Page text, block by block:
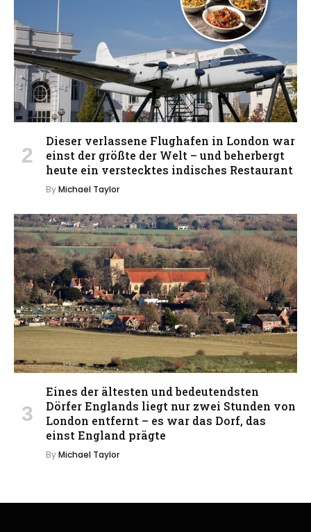
Dieser verlassene Flughafen in London war
einst der größte der Welt – und beherbergt
heute ein verstecktes indisches Restaurant
ByMichael Taylor
Eines der ältesten und bedeutendsten
Dörfer Englands liegt nur zwei Stunden von
London entfernt – es war das Dorf, das
einst England prägte
ByMichael Taylor